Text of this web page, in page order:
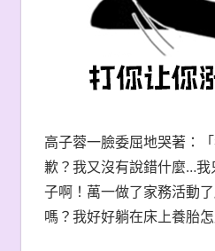
高子蓉一臉委屈地哭著：
歉？我又沒有說錯什麼…
子啊！萬一做了家務活動
嗎？我好好躺在床上養胎怎